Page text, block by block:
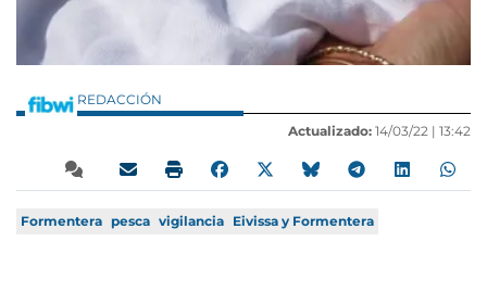
REDACCIÓN
Actualizado: 14/03/22 | 13:42
Formentera pesca vigilancia Eivissa y Formentera